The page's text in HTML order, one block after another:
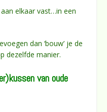
elkaar vast…in een
dan ‘bouw’ je de
dezelfde manier.
van oude